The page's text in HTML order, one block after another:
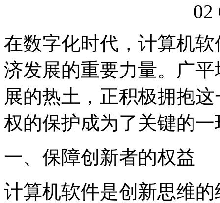
02
在数字化时代，计算机
济发展的重要力量。广
展的热土，正积极拥抱
权的保护成为了关键的一
一、保障创新者的权益
计算机软件是创新思维